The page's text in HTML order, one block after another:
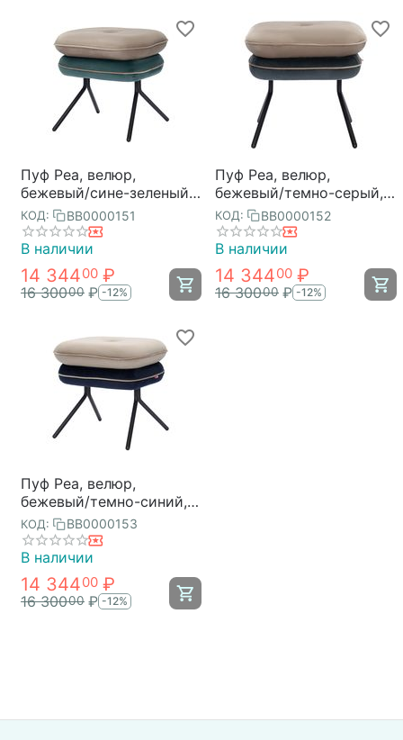
Пуф Pea, велюр,
бежевый/сине-зеленый,
Bergenson Bjorn
КОД: BB0000151
В наличии
14 34400 ₽
16 30000 ₽ -12%
Пуф Pea, велюр,
бежевый/темно-серый,
Bergenson Bjorn
КОД: BB0000152
В наличии
14 34400 ₽
16 30000 ₽ -12%
Пуф Pea, велюр,
бежевый/темно-синий,
Bergenson Bjorn
КОД: BB0000153
В наличии
14 34400 ₽
16 30000 ₽ -12%